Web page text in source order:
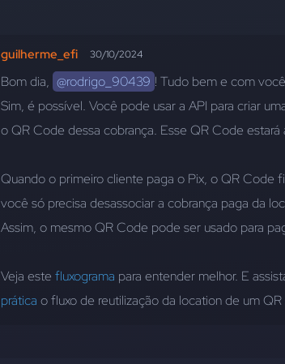
guilherme_efi 30/10/2024
Bom dia, @rodrigo_90439 ! Tudo bem e com
Sim, é possível. Você pode usar a API para criar
o QR Code dessa cobrança. Esse QR Code estará
Quando o primeiro cliente paga o Pix, o QR Code
você só precisa desassociar a cobrança paga da
Assim, o mesmo QR Code pode ser usado para
Veja este fluxograma para entender melhor. E
prática o fluxo de reutilização da location de um